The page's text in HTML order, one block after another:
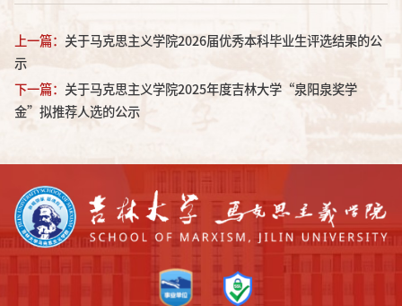
上一篇： 关于马克思主义学院2026届优秀本科毕业生评选结果的公
示
下一篇： 关于马克思主义学院2025年度吉林大学“泉阳泉奖学
金”拟推荐人选的公示